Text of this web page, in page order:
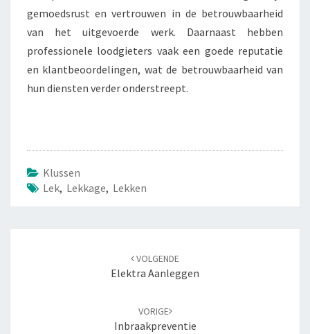
gemoedsrust en vertrouwen in de betrouwbaarheid
van het uitgevoerde werk. Daarnaast hebben
professionele loodgieters vaak een goede reputatie
en klantbeoordelingen, wat de betrouwbaarheid van
hun diensten verder onderstreept.
Klussen
Lek, Lekkage, Lekken
VOLGENDE
Elektra Aanleggen
VORIGE
Inbraakpreventie